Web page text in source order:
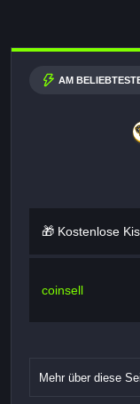
AM
🎁 Kostenlose
coinsell
Mehr über diese